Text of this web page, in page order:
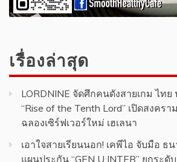
เรื่องล่าสุด
LORDNINE จัดศึกคนดังสายเกม ไท
“Rise of the Tenth Lord” เปิดสงคร
ฉลองเซิร์ฟเวอร์ใหม่ เฮเลนา
เอาใจสายเรียนนอก! เคพีไอ จับมือ ธ
แผนประกัน “GEN U INTER” ยกระ